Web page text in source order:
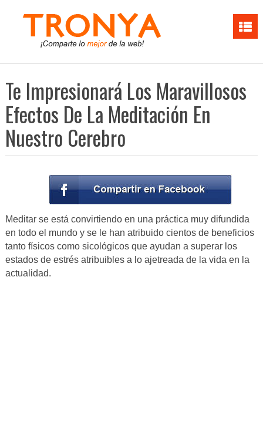
Te Impresionará Los Maravillosos
Efectos De La Meditación En
Nuestro Cerebro
Meditar se está convirtiendo en una práctica muy difundida
en todo el mundo y se le han atribuido cientos de beneficios
tanto físicos como sicológicos que ayudan a superar los
estados de estrés atribuibles a lo ajetreada de la vida en la
actualidad.